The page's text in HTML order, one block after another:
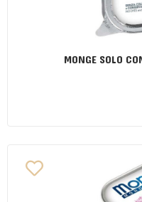
MONGE SOLO